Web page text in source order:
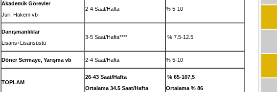
Akademik Görevler
Jüri, Hakem vb
2-4 Saat/Hafta % 5-10
Danışmanlıklar
Lisans+Lisansüstü
3-5 Saat/Hafta**** % 7.5-12.5
Döner Sermaye, Yarışma vb 2-4 Saat/Hafta % 5-10
TOPLAM
26-43 Saat/Hafta
Ortalama 34.5 Saat/Hafta
% 65-107,5
Ortalama % 86